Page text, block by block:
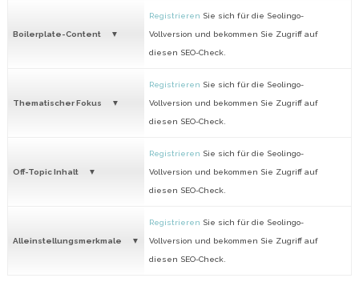
Boilerplate-Content
Registrieren Sie sich für die Seolingo-
Vollversion und bekommen Sie Zugriff auf
diesen SEO-Check.
Thematischer Fokus
Registrieren Sie sich für die Seolingo-
Vollversion und bekommen Sie Zugriff auf
diesen SEO-Check.
Off-Topic Inhalt
Registrieren Sie sich für die Seolingo-
Vollversion und bekommen Sie Zugriff auf
diesen SEO-Check.
Alleinstellungsmerkmale
Registrieren Sie sich für die Seolingo-
Vollversion und bekommen Sie Zugriff auf
diesen SEO-Check.